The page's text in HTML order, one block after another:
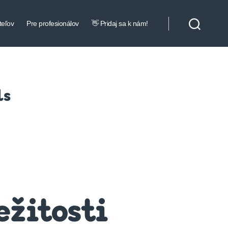
Pre profesionálov 👋 Pridaj sa k nám!